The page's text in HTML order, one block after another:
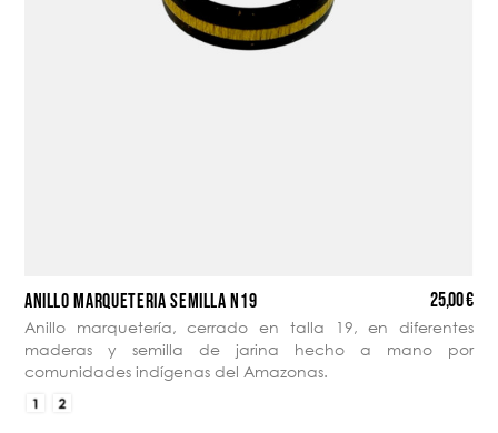
ANILLO MARQUETERÍA SEMILLA N19 25,00 €
Anillo marquetería, cerrado en talla 19, en diferentes
maderas y semilla de jarina hecho a mano por
comunidades indígenas del Amazonas.